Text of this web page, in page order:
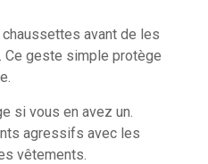
avant de les
Ce geste simple protège
si vous en avez un.
agressifs avec les
vêtements.